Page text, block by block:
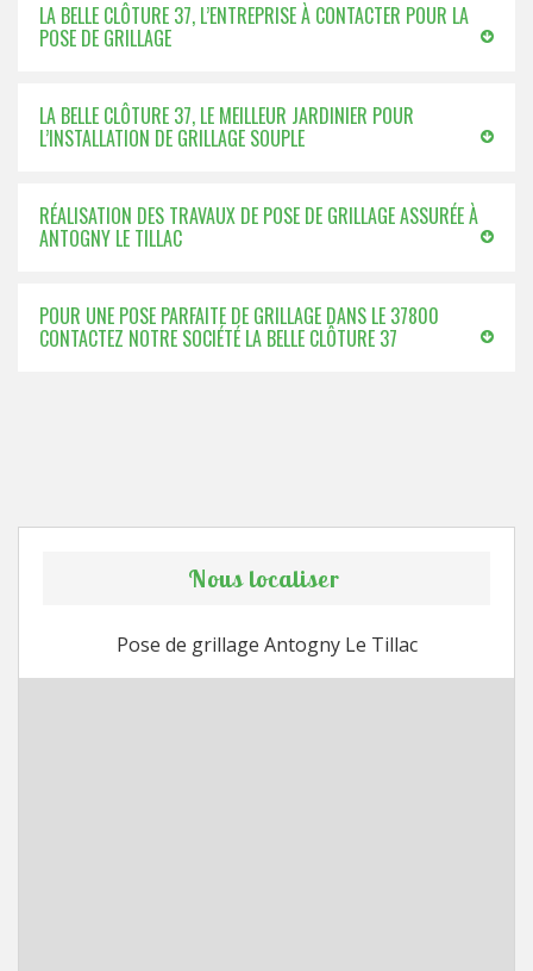
LA BELLE CLÔTURE 37, L’ENTREPRISE À CONTACTER POUR LA
POSE DE GRILLAGE
LA BELLE CLÔTURE 37, LE MEILLEUR JARDINIER POUR
L’INSTALLATION DE GRILLAGE SOUPLE
RÉALISATION DES TRAVAUX DE POSE DE GRILLAGE ASSURÉE À
ANTOGNY LE TILLAC
POUR UNE POSE PARFAITE DE GRILLAGE DANS LE 37800
CONTACTEZ NOTRE SOCIÉTÉ LA BELLE CLÔTURE 37
Nous localiser
Pose de grillage Antogny Le Tillac